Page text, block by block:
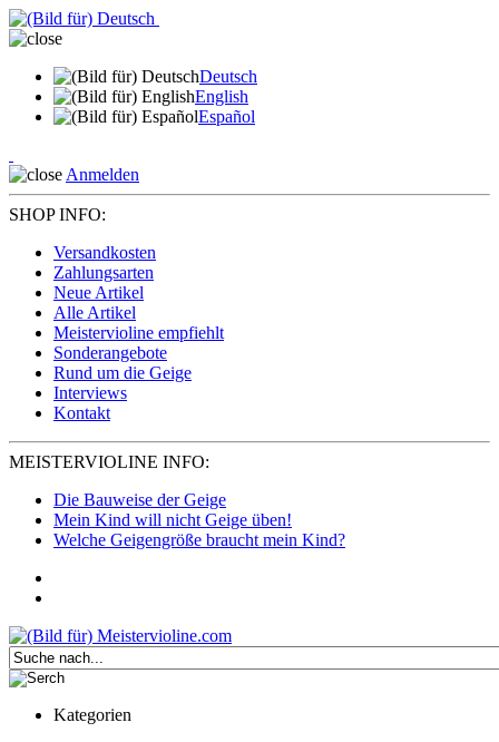
Deutsch
English
Español
Anmelden
SHOP INFO:
Versandkosten
Zahlungsarten
Neue Artikel
Alle Artikel
Meistervioline empfiehlt
Sonderangebote
Rund um die Geige
Interviews
Kontakt
MEISTERVIOLINE INFO:
Die Bauweise der Geige
Mein Kind will nicht Geige üben!
Welche Geigengröße braucht mein Kind?
Kategorien